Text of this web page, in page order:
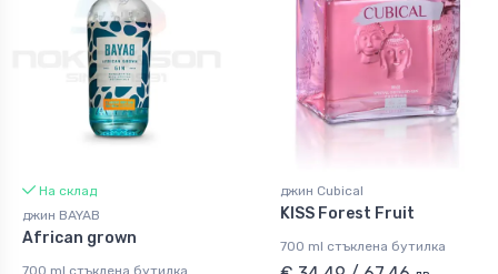
На склад
джин BAYAB
African grown
джин Cubical
KISS Forest Fruit
700 ml стъклена бутилка